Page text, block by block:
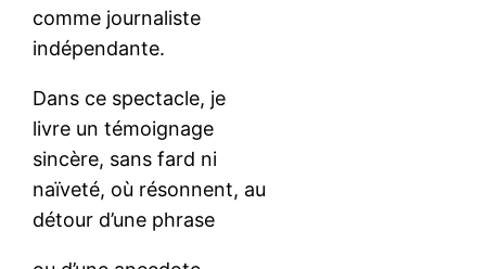
comme journaliste
indépendante.
Dans ce spectacle, je
livre un témoignage
sincère, sans fard ni
naïveté, où résonnent, au
détour d’une phrase